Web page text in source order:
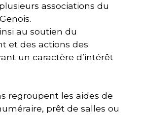
associations du
au soutien du
et des actions des
un caractère d’intérêt
regroupent les aides de
prêt de salles ou